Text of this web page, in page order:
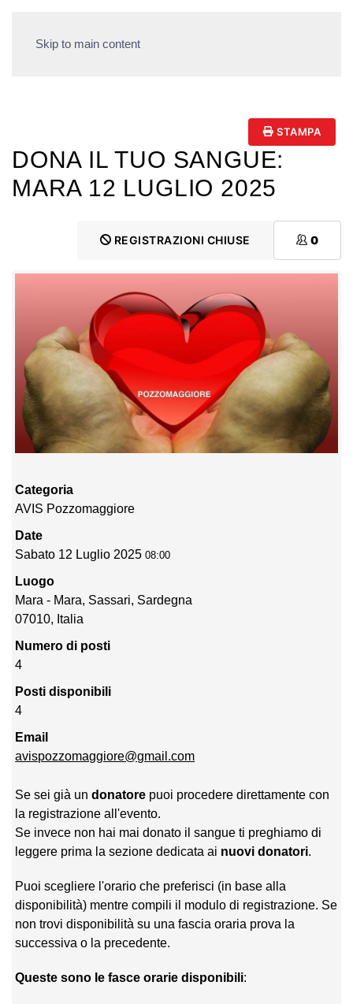
Skip to main content
STAMPA
DONA IL TUO SANGUE:
MARA 12 LUGLIO 2025
REGISTRAZIONI CHIUSE 0
Categoria
AVIS Pozzomaggiore
Date
Sabato 12 Luglio 2025 08:00
Luogo
Mara - Mara, Sassari, Sardegna
07010, Italia
Numero di posti
4
Posti disponibili
4
Email
avispozzomaggiore@gmail.com
Se sei già undonatore puoi procedere direttamente con
la registrazione all'evento.
Se invece non hai mai donato il sangue ti preghiamo di
leggere prima la sezione dedicata ai nuovi donatori.
Puoi scegliere l'orario che preferisci (in base alla
disponibilità) mentre compili il modulo di registrazione. Se
non trovi disponibilità su una fascia oraria prova la
successiva o la precedente.
Queste sono le fasce orarie disponibili: